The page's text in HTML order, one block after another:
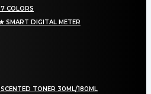
COLORS
SMART DIGITAL METER
TONER 30ML/180ML